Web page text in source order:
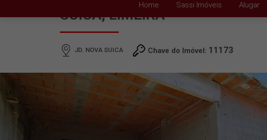
Home Sassi Imóveis Alugar
SUICA, LIMEIRA
JD. NOVA SUICA Chave do Imóvel: 11173